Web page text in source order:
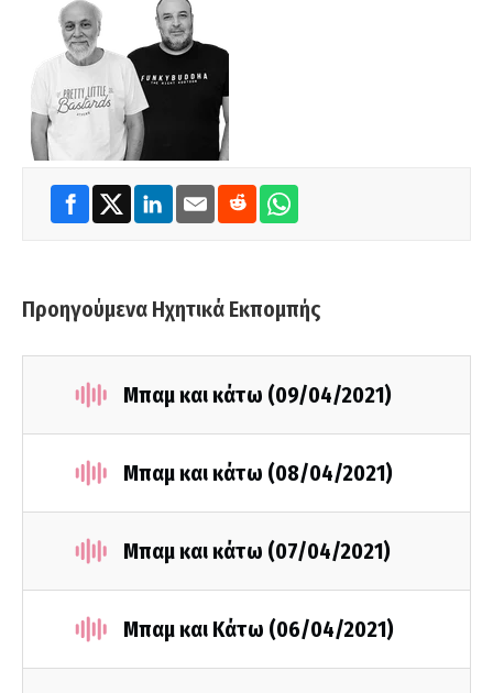
Προηγούμενα Ηχητικά Εκπομπής
Μπαμ και κάτω (09/04/2021)
Μπαμ και κάτω (08/04/2021)
Μπαμ και κάτω (07/04/2021)
Μπαμ και Κάτω (06/04/2021)